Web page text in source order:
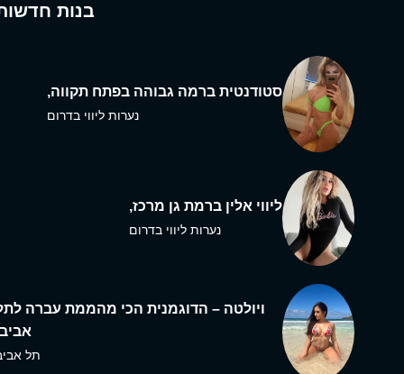
בנות
סטודנטית ברמה גבוהה בפתח תקווה,
נערות ליווי בדרום
ליווי אלין ברמת גן מרכז,
נערות ליווי בדרום
ויולטה – הדוגמנית הכי מהממת עברה
תל